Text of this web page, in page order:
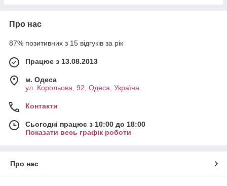
Про нас
87% позитивних з 15 відгуків за рік
Працює з 13.08.2013
м. Одеса
ул. Корольова, 92, Одеса, Україна
Контакти
Сьогодні працює з 10:00 до 18:00
Показати весь графік роботи
Про нас